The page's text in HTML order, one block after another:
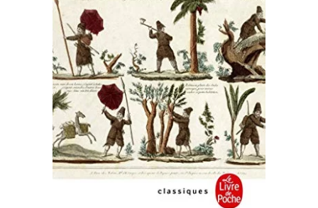
Livres les plus recommandés
Prix littéraires